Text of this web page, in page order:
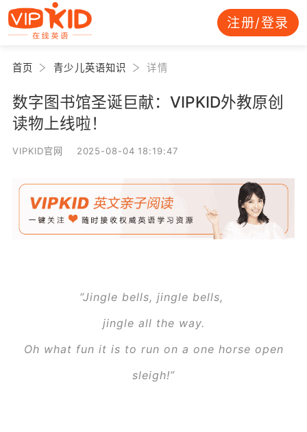
注册/登录
首页 青少儿英语知识 详情
数字图书馆圣诞巨献：VIPKID外教原创
读物上线啦！
VIPKID官网 2025-08-04 18:19:47
“Jingle bells, jingle bells,
jingle all the way.
Oh what fun it is to run on a one horse open
sleigh!”